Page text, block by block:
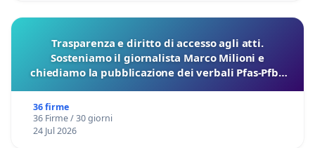
Trasparenza e diritto di accesso agli atti.
Sosteniamo il giornalista Marco Milioni e
chiediamo la pubblicazione dei verbali Pfas-Pfba
36 firme
36 Firme / 30 giorni
24 Jul 2026